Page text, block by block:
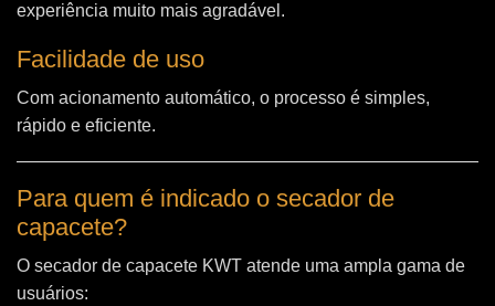
experiência muito mais agradável.
Facilidade de uso
Com acionamento automático, o processo é simples,
rápido e eficiente.
Para quem é indicado o secador de
capacete?
O secador de capacete KWT atende uma ampla gama de
usuários: